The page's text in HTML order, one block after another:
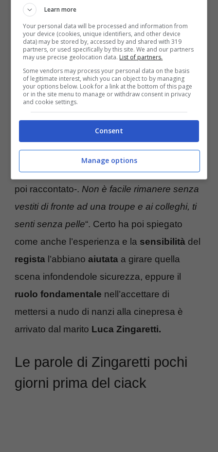
Difficile dire se
stato il film che l’ha consacrata, se ancora ce
ne fosse stato bisogno. Sicuramente ha
aperto all’attrice una nuova fase della
carriera. La pellicola ha messo a dura prova
Luisa Ranieri che ad un certo punto ha
dovuto affrontare la preparazione ad una
scena di nudo integrale.
Mi sono vergognata come una ladra – ha
poi raccontato-. Non è facile rimanere senza
vestiti di fronte ad una troupe e ai colleghi, ti
senti senza pelle“. Certo ha poi spiegato
come anche l’esperienza e la sensibilità del
regista l’abbiano aiutata a girare quella
scena infondendole sicurezza, eppure il
ruolo fondamentale nell’accettare di
mettersi a nudo di nanzi alla cinepresa è
arrivato dal marito Luca Zingaretti.
Le parole di Zingaretti pochi
giorni prima del ciack
Learn more
Your personal data will be processed and information from
your device (cookies, unique identifiers, and other device
data) may be stored by, accessed by and shared with 319
partners, or used specifically by this site. We and our partners
may use precise geolocation data. List of partners.
Some vendors may process your personal data on the basis
of legitimate interest, which you can object to by managing
your options below. Look for a link at the bottom of this page
or in the site menu to manage or withdraw consent in privacy
and cookie settings.
Consent
Manage options